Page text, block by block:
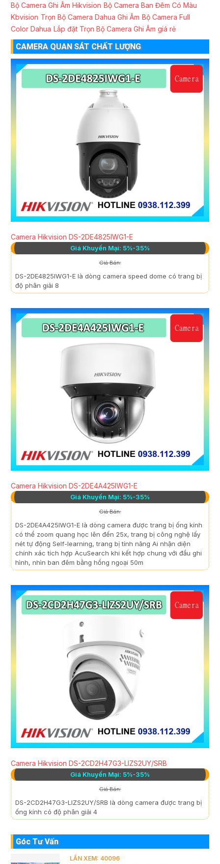
Bộ Camera Ghi Âm Hikvision Bộ Camera Ban Đêm Có Màu
Kbvision Trọn Bộ Camera Dahua Ghi Âm Bộ Camera Full
Color Dahua Lắp đặt Trọn Bộ Camera Ghi Âm giá rẻ
CAMERA QUAN SÁT CHẤT LƯỢNG
Camera Hikvision DS-2DE4825IWG1-E
Giá Khuyến Mại: 5%-35%
Giá Bán:
DS-2DE4825IWG1-E là dòng camera speed dome có trang bị
độ phân giải 8
Camera Hikvision DS-2DE4A425IWG1-E
Giá Khuyến Mại: 5%-35%
Giá Bán:
DS-2DE4A425IWG1-E là dòng camera được trang bị ống kính
có thể zoom quang học lên đến 25x, trang bị công nghệ lấy
nét tự động Self-learning, trang bị tính năng Ai nhận diện
chính xác tích hợp AcuSearch khi kết hợp chung với đầu ghi
hình, nhìn ban đêm bằng hồng ngoại 50m
Camera Hikvision DS-2CD2H47G3-LIZS2UY/SRB
Giá Khuyến Mại: 5%-35%
Giá Bán:
DS-2CD2H47G3-LIZS2UY/SRB là dòng camera được trang bị
ống kính có độ phân giải 4
Góc Tư Vấn
LẦN XEM: 40096